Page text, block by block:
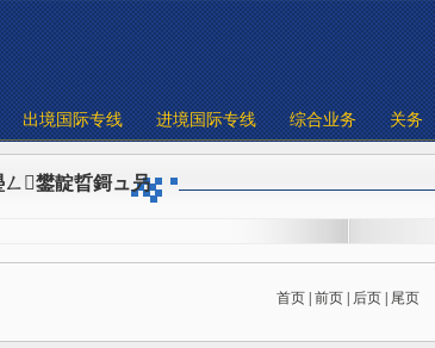
出境国际专线 进境国际专线 综合业务 关务
ㄥ鐢靛晢鎶ュ叧
首页 前页 后页 尾页